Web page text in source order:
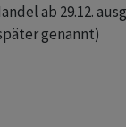
ab 29.12.
genannt)